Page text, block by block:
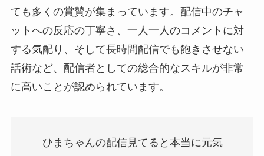
ても多くの賞賛が集まっています。配信中のチャ
ットへの反応の丁寧さ、一人一人のコメントに対
する気配り、そして長時間配信でも飽きさせない
話術など、配信者としての総合的なスキルが非常
に高いことが認められています。
ひまちゃんの配信見てると本当に元気